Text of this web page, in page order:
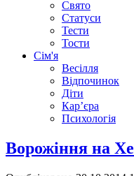
Свято
Статуси
Тести
Тости
Сім'я
Весілля
Відпочинок
Діти
Кар’єра
Психологія
Ворожіння на